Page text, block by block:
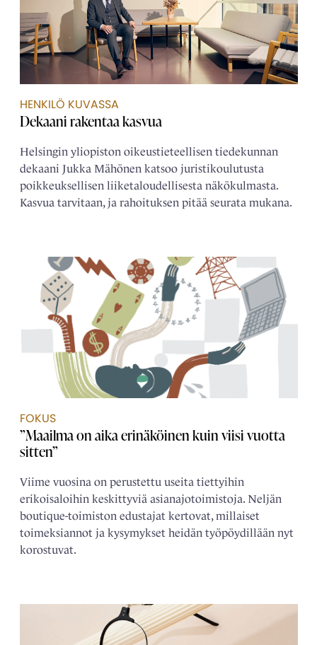
HENKILÖ KUVASSA
Dekaani rakentaa kasvua
Helsingin yliopiston oikeustieteellisen tiedekunnan
dekaani Jukka Mähönen katsoo juristikoulutusta
poikkeuksellisen liiketaloudellisesta näkökulmasta.
Kasvua tarvitaan, ja rahoituksen pitää seurata mukana.
FOKUS
”Maailma on aika erinäköinen kuin viisi vuotta
sitten”
Viime vuosina on perustettu useita tiettyihin
erikoisaloihin keskittyviä asianajotoimistoja. Neljän
boutique-toimiston edustajat kertovat, millaiset
toimeksiannot ja kysymykset heidän työpöydillään nyt
korostuvat.